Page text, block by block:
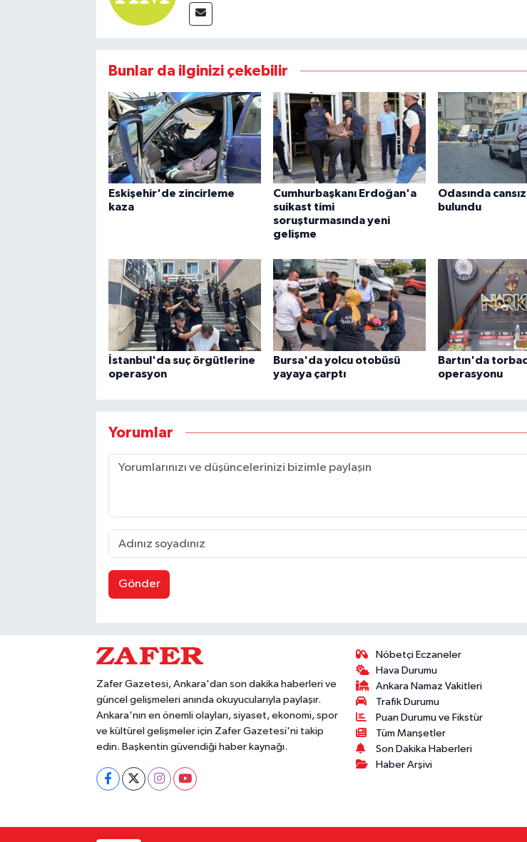
Bunlar da ilginizi çekebilir
Eskişehir'de zincirleme
kaza
Cumhurbaşkanı Erdoğan'a
suikast timi
soruşturmasında yeni
gelişme
Odasında
bulundu
İstanbul'da suç örgütlerine
operasyon
Bursa'da yolcu otobüsü
yayaya çarptı
Bartın'da
operasyonu
Yorumlar
Gönder
Zafer Gazetesi, Ankara'dan son dakika haberleri ve
güncel gelişmeleri anında okuyucularıyla paylaşır.
Ankara'nın en önemli olayları, siyaset, ekonomi, spor
ve kültürel gelişmeler için Zafer Gazetesi'ni takip
edin. Başkentin güvendiği haber kaynağı.
Nöbetçi Eczaneler
Hava Durumu
Ankara Namaz Vakitleri
Trafik Durumu
Puan Durumu ve Fikstür
Tüm Manşetler
Son Dakika Haberleri
Haber Arşivi